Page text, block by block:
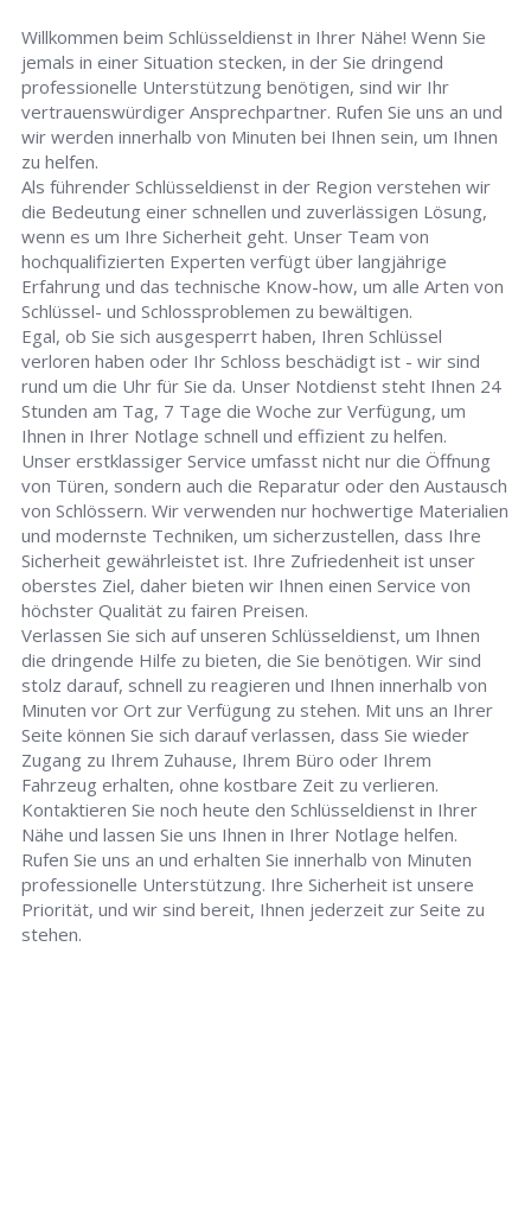
Willkommen beim Schlüsseldienst in Ihrer Nähe! Wenn Sie
jemals in einer Situation stecken, in der Sie dringend
professionelle Unterstützung benötigen, sind wir Ihr
vertrauenswürdiger Ansprechpartner. Rufen Sie uns an und
wir werden innerhalb von Minuten bei Ihnen sein, um Ihnen
zu helfen.
Als führender Schlüsseldienst in der Region verstehen wir
die Bedeutung einer schnellen und zuverlässigen Lösung,
wenn es um Ihre Sicherheit geht. Unser Team von
hochqualifizierten Experten verfügt über langjährige
Erfahrung und das technische Know-how, um alle Arten von
Schlüssel- und Schlossproblemen zu bewältigen.
Egal, ob Sie sich ausgesperrt haben, Ihren Schlüssel
verloren haben oder Ihr Schloss beschädigt ist - wir sind
rund um die Uhr für Sie da. Unser Notdienst steht Ihnen 24
Stunden am Tag, 7 Tage die Woche zur Verfügung, um
Ihnen in Ihrer Notlage schnell und effizient zu helfen.
Unser erstklassiger Service umfasst nicht nur die Öffnung
von Türen, sondern auch die Reparatur oder den Austausch
von Schlössern. Wir verwenden nur hochwertige Materialien
und modernste Techniken, um sicherzustellen, dass Ihre
Sicherheit gewährleistet ist. Ihre Zufriedenheit ist unser
oberstes Ziel, daher bieten wir Ihnen einen Service von
höchster Qualität zu fairen Preisen.
Verlassen Sie sich auf unseren Schlüsseldienst, um Ihnen
die dringende Hilfe zu bieten, die Sie benötigen. Wir sind
stolz darauf, schnell zu reagieren und Ihnen innerhalb von
Minuten vor Ort zur Verfügung zu stehen. Mit uns an Ihrer
Seite können Sie sich darauf verlassen, dass Sie wieder
Zugang zu Ihrem Zuhause, Ihrem Büro oder Ihrem
Fahrzeug erhalten, ohne kostbare Zeit zu verlieren.
Kontaktieren Sie noch heute den Schlüsseldienst in Ihrer
Nähe und lassen Sie uns Ihnen in Ihrer Notlage helfen.
Rufen Sie uns an und erhalten Sie innerhalb von Minuten
professionelle Unterstützung. Ihre Sicherheit ist unsere
Priorität, und wir sind bereit, Ihnen jederzeit zur Seite zu
stehen.